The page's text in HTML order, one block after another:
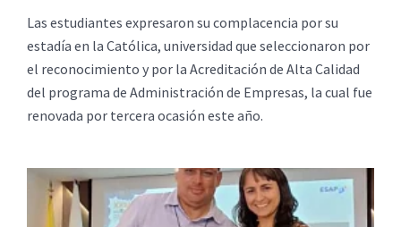
Las estudiantes expresaron su complacencia por su
estadía en la Católica, universidad que seleccionaron por
el reconocimiento y por la Acreditación de Alta Calidad
del programa de Administración de Empresas, la cual fue
renovada por tercera ocasión este año.